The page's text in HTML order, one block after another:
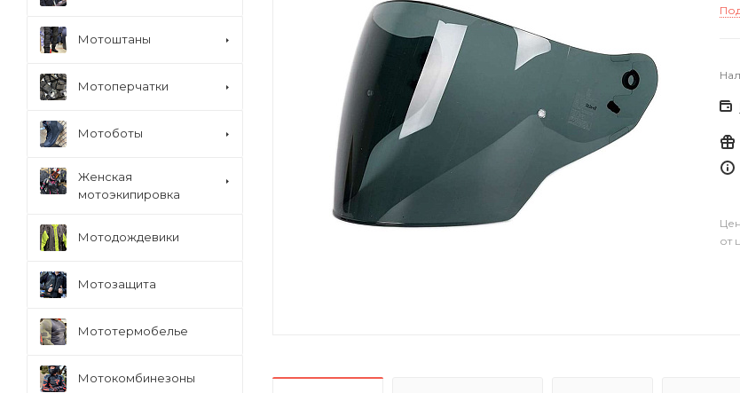
от
Мотоштаны
Мотоперчатки
Мотоботы
Женская
мотоэкипировка
Мотодождевики
Мотозащита
Мототермобелье
Мотокомбинезоны